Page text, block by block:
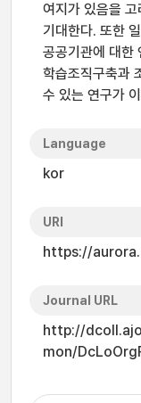
여지가 있음을
기대한다. 또한
공공기관에 대한
학습조직구축과
수 있는 연구가
Language
kor
URI
https://
Journal URL
http://
mon/